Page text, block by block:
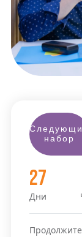
набор
27
Дни